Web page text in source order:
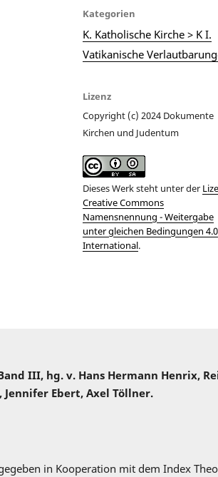
Kategorien
K. Katholische Kirche > K I.
Vatikanische
Lizenz
Copyright (c) 2024 Dokumente
Kirchen und Judentum
Dieses Werk steht unter der
Creative Commons
Namensnennung - Weitergabe
unter gleichen Bedingungen 4.0
International.
III, hg. v. Hans Hermann Henrix,
Jennifer Ebert, Axel Töllner.
in Kooperation mit dem Index